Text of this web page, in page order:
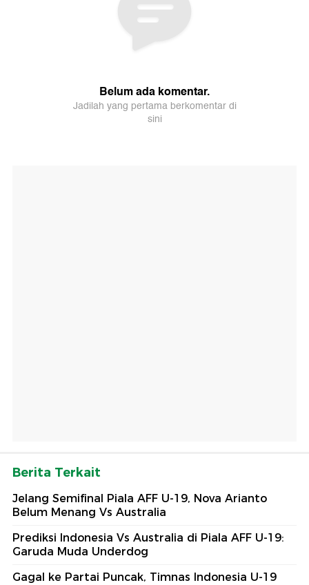
Berita Terkait
Jelang Semifinal Piala AFF U-19, Nova Arianto
Belum Menang Vs Australia
Prediksi Indonesia Vs Australia di Piala AFF U-19:
Garuda Muda Underdog
Gagal ke Partai Puncak, Timnas Indonesia U-19